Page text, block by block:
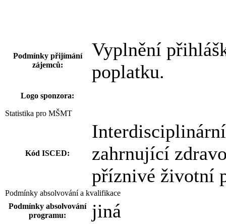
Podmínky přijímání
zájemců:
Vyplnění
poplatku.
Logo sponzora:
Statistika pro MŠMT
Kód ISCED:
zahrnující
příznivé životní
Podmínky absolvování a kvalifikace
Podmínky absolvování
programu:
jiná